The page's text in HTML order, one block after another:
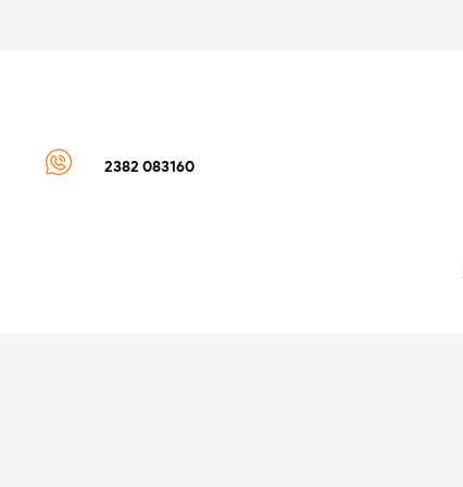
2382 083160